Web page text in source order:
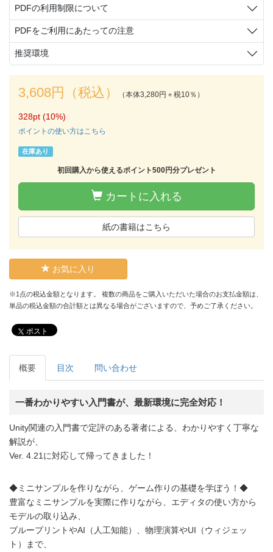
PDFの利用制限について
PDFをご利用にあたっての注意
推奨環境
3,608円（税込） （本体3,280円＋税10％）
328pt (10%)
ポイントの使い方はこちら
在庫あり
初回購入から使えるポイント500円分プレゼント
カートに入れる
紙の書籍はこちら
お気に入り
※1点の税込金額となります。 複数の商品をご購入いただいた場合のお支払金額は、
単品の税込金額の合計額とは異なる場合がございますので、予めご了承ください。
ポスト
概要 目次 問い合わせ
一番わかりやすい入門書が、最新環境に完全対応！
Unity関連の入門書で定評のある著者による、わかりやすく丁寧な
解説が、
Ver. 4.21に対応して帰ってきました！
◆ミニサンプルを作りながら、ゲーム作りの基礎を学ぼう！◆
豊富なミニサンプルを実際に作りながら、エディタの使い方から
モデルの取り込み、
ブループリントやAI（人工知能）、物理演算やUI（ウィジェッ
ト）まで、